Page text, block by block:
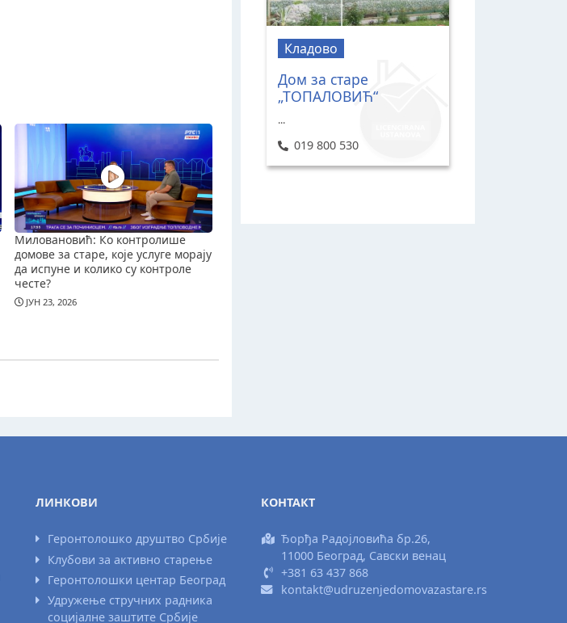
Миловановић: Ко контролише
домове за старе, које услуге морају
да испуне и колико су контроле
честе?
ЈУН 23, 2026
Кладово
Дом за старе
„ТОПАЛОВИЋ“
...
019 800 530
ЛИНКОВИ
Геронтолошко друштво Србије
Клубови за активно старење
Геронтолошки центар Београд
Удружење стручних радника
социјалне заштите Србије
КОНТАКТ
Ђорђа Радојловића бр.26,
11000 Београд, Савски венац
+381 63 437 868
kontakt@udruzenjedomovazastare.rs